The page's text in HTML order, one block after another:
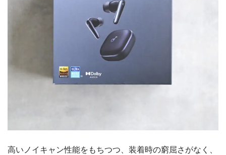
高いノイキャン性能をもちつつ、装着時の窮屈さがなく、